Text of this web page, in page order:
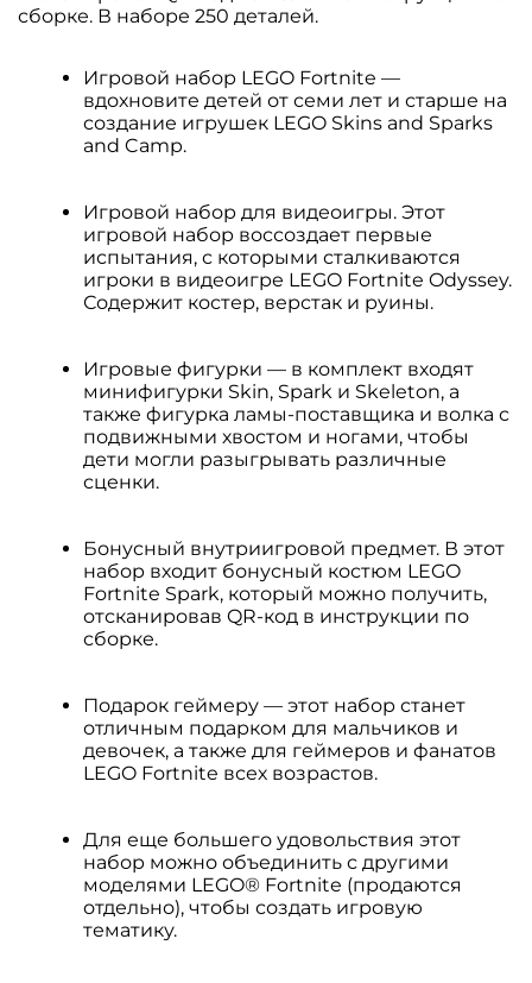
сборке. В наборе 250 деталей.
Игровой набор LEGO Fortnite —
вдохновите детей от семи лет и старше на
создание игрушек LEGO Skins and Sparks
and Camp.
Игровой набор для видеоигры. Этот
игровой набор воссоздает первые
испытания, с которыми сталкиваются
игроки в видеоигре LEGO Fortnite Odyssey.
Содержит костер, верстак и руины.
Игровые фигурки — в комплект входят
минифигурки Skin, Spark и Skeleton, а
также фигурка ламы-поставщика и волка с
подвижными хвостом и ногами, чтобы
дети могли разыгрывать различные
сценки.
Бонусный внутриигровой предмет. В этот
набор входит бонусный костюм LEGO
Fortnite Spark, который можно получить,
отсканировав QR-код в инструкции по
сборке.
Подарок геймеру — этот набор станет
отличным подарком для мальчиков и
девочек, а также для геймеров и фанатов
LEGO Fortnite всех возрастов.
Для еще большего удовольствия этот
набор можно объединить с другими
моделями LEGO® Fortnite (продаются
отдельно), чтобы создать игровую
тематику.